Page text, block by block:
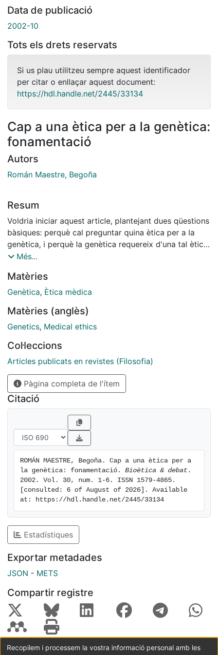
Data de publicació
2002-10
Tots els drets reservats
Si us plau utilitzeu sempre aquest identificador
per citar o enllaçar aquest document:
https://hdl.handle.net/2445/33134
Cap a una ètica per a la genètica:
fonamentació
Autors
Román Maestre, Begoña
Resum
Voldria iniciar aquest article, plantejant dues qüestions
bàsiques: perquè cal preguntar quina ètica per a la
genètica, i perquè la genètica requereix d'una tal ètica.
Pel que fa a la primera qüestió, quina ètica, cal aclarir
Més...
Matèries
Genètica, Ètica mèdica
Matèries (anglès)
Genetics, Medical ethics
Col·leccions
Articles publicats en revistes (Filosofia)
Pàgina completa de l'ítem
Citació
ROMÁN MAESTRE, Begoña. Cap a una ètica per a
la genètica: fonamentació. Bioètica & debat .
2002. Vol. 30, num. 1-6. ISSN 1579-4865.
[consulted: 6 of August of 2026]. Available
at: https://hdl.handle.net/2445/33134
Estadístiques
Exportar metadades
JSON - METS
Compartir registre
Recopilem i processem la vostra informació personal amb les